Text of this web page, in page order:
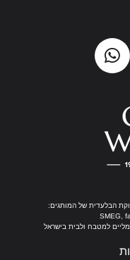
הבלעדית של המותגים:
SMEG,